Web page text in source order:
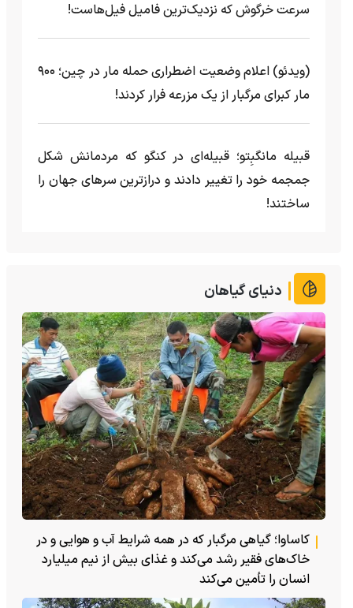
سرعت خرگوش که نزدیک‌ترین فامیل فیل‌هاست!
(ویدئو) اعلام وضعیت اضطراری حمله مار‌ در چین؛ ۹۰۰
مار کبرای مرگبار از یک مزرعه‌ فرار کردند!
قبیله مانگبِتو؛ قبیله‌ای در کنگو که مردمانش شکل
جمجمه خود را تغییر دادند و درازترین سرهای جهان را
ساختند!
دنیای گیاهان
کاساوا؛ گیاهی مرگبار که در همه شرایط آب و هوایی و در
خاک‌های فقیر رشد می‌کند و غذای بیش از نیم میلیارد
انسان را تأمین می‌کند